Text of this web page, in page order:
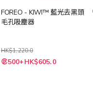
FOREO - KIWI™ 藍光去黑頭
毛孔吸塵器
HK$1,220.0
特
殊 500+HK$605.0